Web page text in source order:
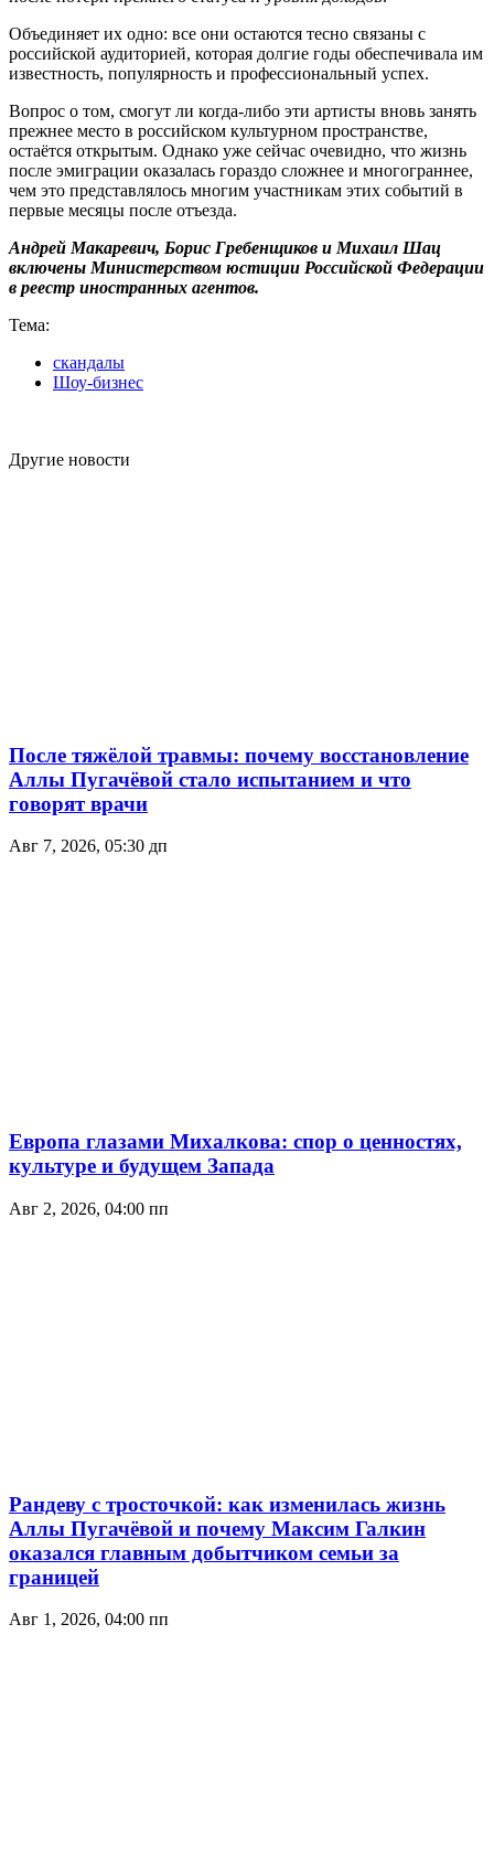
Объединяет их одно: все они остаются тесно связаны с
российской аудиторией, которая долгие годы обеспечивала им
известность, популярность и профессиональный успех.
Вопрос о том, смогут ли когда-либо эти артисты вновь занять
прежнее место в российском культурном пространстве,
остаётся открытым. Однако уже сейчас очевидно, что жизнь
после эмиграции оказалась гораздо сложнее и многограннее,
чем это представлялось многим участникам этих событий в
первые месяцы после отъезда.
Андрей Макаревич, Борис Гребенщиков и Михаил Шац
включены Министерством юстиции Российской Федерации
в реестр иностранных агентов.
Тема:
скандалы
Шоу-бизнес
Другие новости
После тяжёлой травмы: почему восстановление
Аллы Пугачёвой стало испытанием и что
говорят врачи
Авг 7, 2026, 05:30 дп
Европа глазами Михалкова: спор о ценностях,
культуре и будущем Запада
Авг 2, 2026, 04:00 пп
Рандеву с тросточкой: как изменилась жизнь
Аллы Пугачёвой и почему Максим Галкин
оказался главным добытчиком семьи за
границей
Авг 1, 2026, 04:00 пп